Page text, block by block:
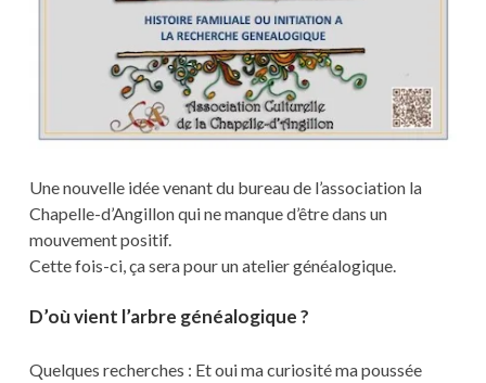
Une nouvelle idée venant du bureau de l’association la
Chapelle-d’Angillon qui ne manque d’être dans un
mouvement positif.
Cette fois-ci, ça sera pour un atelier généalogique.
D’où vient l’arbre généalogique ?
Quelques recherches : Et oui ma curiosité ma poussée